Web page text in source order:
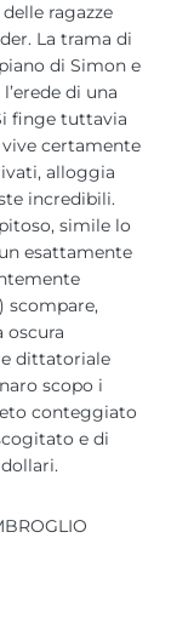
ragazze
La trama di
di Simon e
di una
finge tuttavia
vive certamente
alloggia
incredibili.
simile lo
esattamente
scompare,
oscura
dittatoriale
scopo i
conteggiato
e di